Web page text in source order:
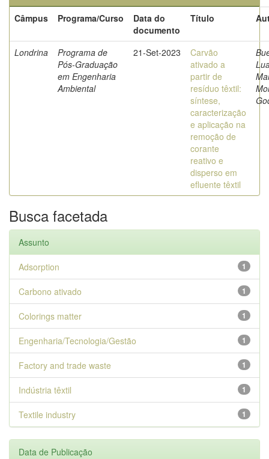
Câmpus
Programa/Curso
Data do
documento
Título
Londrina
Programa de
Pós-Graduação
em Engenharia
Ambiental
21-Set-2023
Carvão
ativado a
partir de
resíduo têxtil:
síntese,
caracterização
e aplicação na
remoção de
corante
reativo e
disperso em
efluente têxtil
Busca facetada
Assunto
1
Adsorption
1
Carbono ativado
1
Colorings matter
1
Engenharia/Tecnologia/Gestão
1
Factory and trade waste
1
Indústria têxtil
1
Textile industry
Data de Publicação